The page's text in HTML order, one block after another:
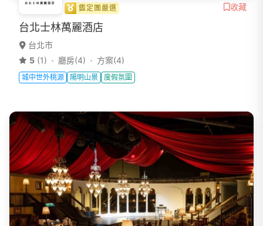
鑑定團嚴選 收藏
台北士林萬麗酒店
台北市
5 (1) 廳房(4) 方案(4)
城中世外桃源 陽明山景 度假氛圍